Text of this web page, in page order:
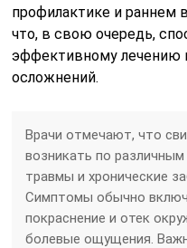
профилактике и раннем
что, в свою очередь,
эффективному лечению
осложнений.
Врачи отмечают, что
возникать по
травмы и хронические
Симптомы обычно
покраснение и отек
болевые ощущения.